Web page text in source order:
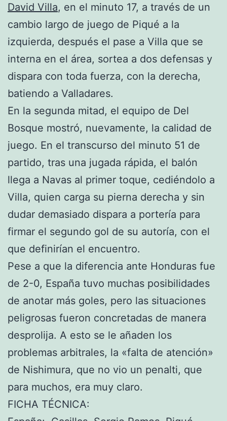
David Villa, en el minuto 17, a través de un
cambio largo de juego de Piqué a la
izquierda, después el pase a Villa que se
interna en el área, sortea a dos defensas y
dispara con toda fuerza, con la derecha,
batiendo a Valladares.
En la segunda mitad, el equipo de Del
Bosque mostró, nuevamente, la calidad de
juego. En el transcurso del minuto 51 de
partido, tras una jugada rápida, el balón
llega a Navas al primer toque, cediéndolo a
Villa, quien carga su pierna derecha y sin
dudar demasiado dispara a portería para
firmar el segundo gol de su autoría, con el
que definirían el encuentro.
Pese a que la diferencia ante Honduras fue
de 2-0, España tuvo muchas posibilidades
de anotar más goles, pero las situaciones
peligrosas fueron concretadas de manera
desprolija. A esto se le añaden los
problemas arbitrales, la «falta de atención»
de Nishimura, que no vio un penalti, que
para muchos, era muy claro.
FICHA TÉCNICA: